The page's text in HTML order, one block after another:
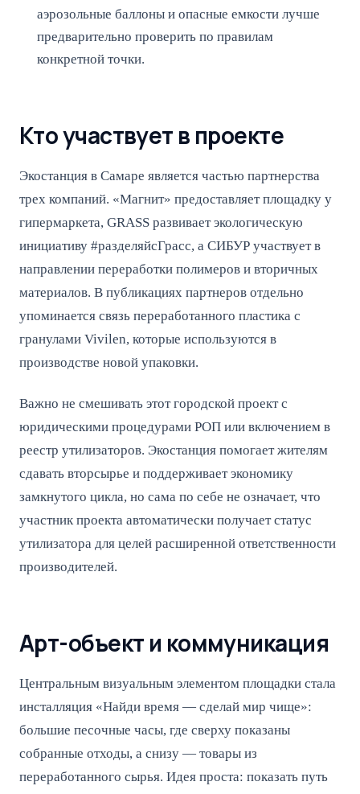
аэрозольные баллоны и опасные емкости лучше
предварительно проверить по правилам
конкретной точки.
Кто участвует в проекте
Экостанция в Самаре является частью партнерства
трех компаний. «Магнит» предоставляет площадку у
гипермаркета, GRASS развивает экологическую
инициативу #разделяйсГрасс, а СИБУР участвует в
направлении переработки полимеров и вторичных
материалов. В публикациях партнеров отдельно
упоминается связь переработанного пластика с
гранулами Vivilen, которые используются в
производстве новой упаковки.
Важно не смешивать этот городской проект с
юридическими процедурами РОП или включением в
реестр утилизаторов. Экостанция помогает жителям
сдавать вторсырье и поддерживает экономику
замкнутого цикла, но сама по себе не означает, что
участник проекта автоматически получает статус
утилизатора для целей расширенной ответственности
производителей.
Арт-объект и коммуникация
Центральным визуальным элементом площадки стала
инсталляция «Найди время — сделай мир чище»:
большие песочные часы, где сверху показаны
собранные отходы, а снизу — товары из
переработанного сырья. Идея проста: показать путь